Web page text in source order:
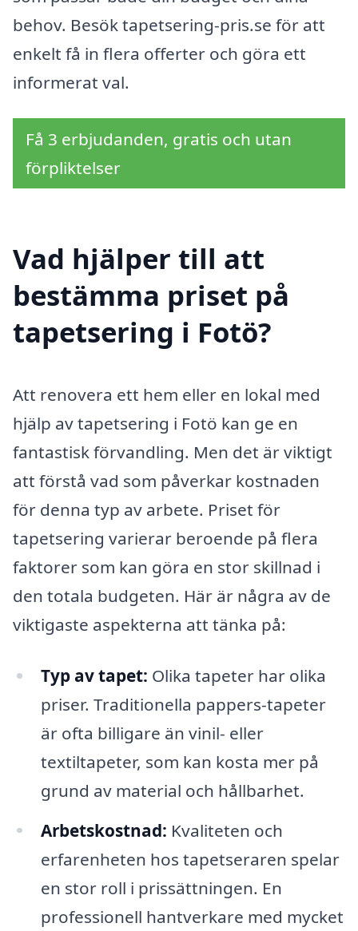
behov. Besök tapetsering-pris.se för att
enkelt få in flera offerter och göra ett
informerat val.
Få 3 erbjudanden, gratis och utan
förpliktelser
Vad hjälper till att
bestämma priset på
tapetsering i Fotö?
Att renovera ett hem eller en lokal med
hjälp av tapetsering i Fotö kan ge en
fantastisk förvandling. Men det är viktigt
att förstå vad som påverkar kostnaden
för denna typ av arbete. Priset för
tapetsering varierar beroende på flera
faktorer som kan göra en stor skillnad i
den totala budgeten. Här är några av de
viktigaste aspekterna att tänka på:
Typ av tapet: Olika tapeter har olika
priser. Traditionella pappers-tapeter
är ofta billigare än vinil- eller
textiltapeter, som kan kosta mer på
grund av material och hållbarhet.
Arbetskostnad: Kvaliteten och
erfarenheten hos tapetseraren spelar
en stor roll i prissättningen. En
professionell hantverkare med mycket